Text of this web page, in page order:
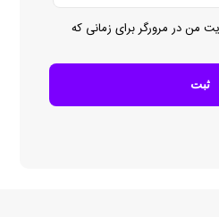
من در مرورگر برای زمانی که